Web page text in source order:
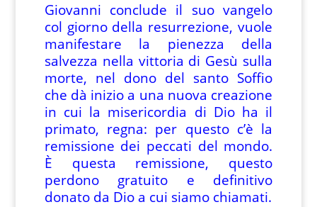
Giovanni conclude il suo vangelo
col giorno della resurrezione, vuole
manifestare la pienezza della
salvezza nella vittoria di Gesù sulla
morte, nel dono del santo Soffio
che dà inizio a una nuova creazione
in cui la misericordia di Dio ha il
primato, regna: per questo c’è la
remissione dei peccati del mondo.
È questa remissione, questo
perdono gratuito e definitivo
donato da Dio a cui siamo chiamati.